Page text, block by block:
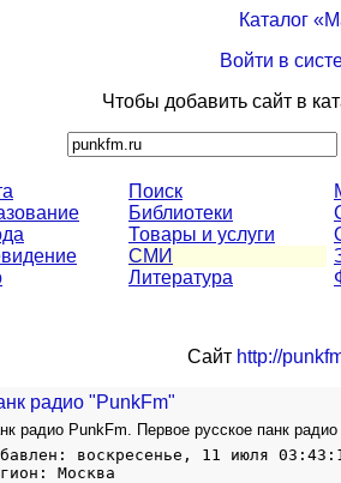
Каталог
Войти в
Чтобы добавить сайт в
Поиск
Библиотеки
Товары и услуги
СМИ
Литература
Сайт http://
радио "PunkFm"
радио PunkFm. Первое русское панк радио
воскресенье, 11 июля
Москва